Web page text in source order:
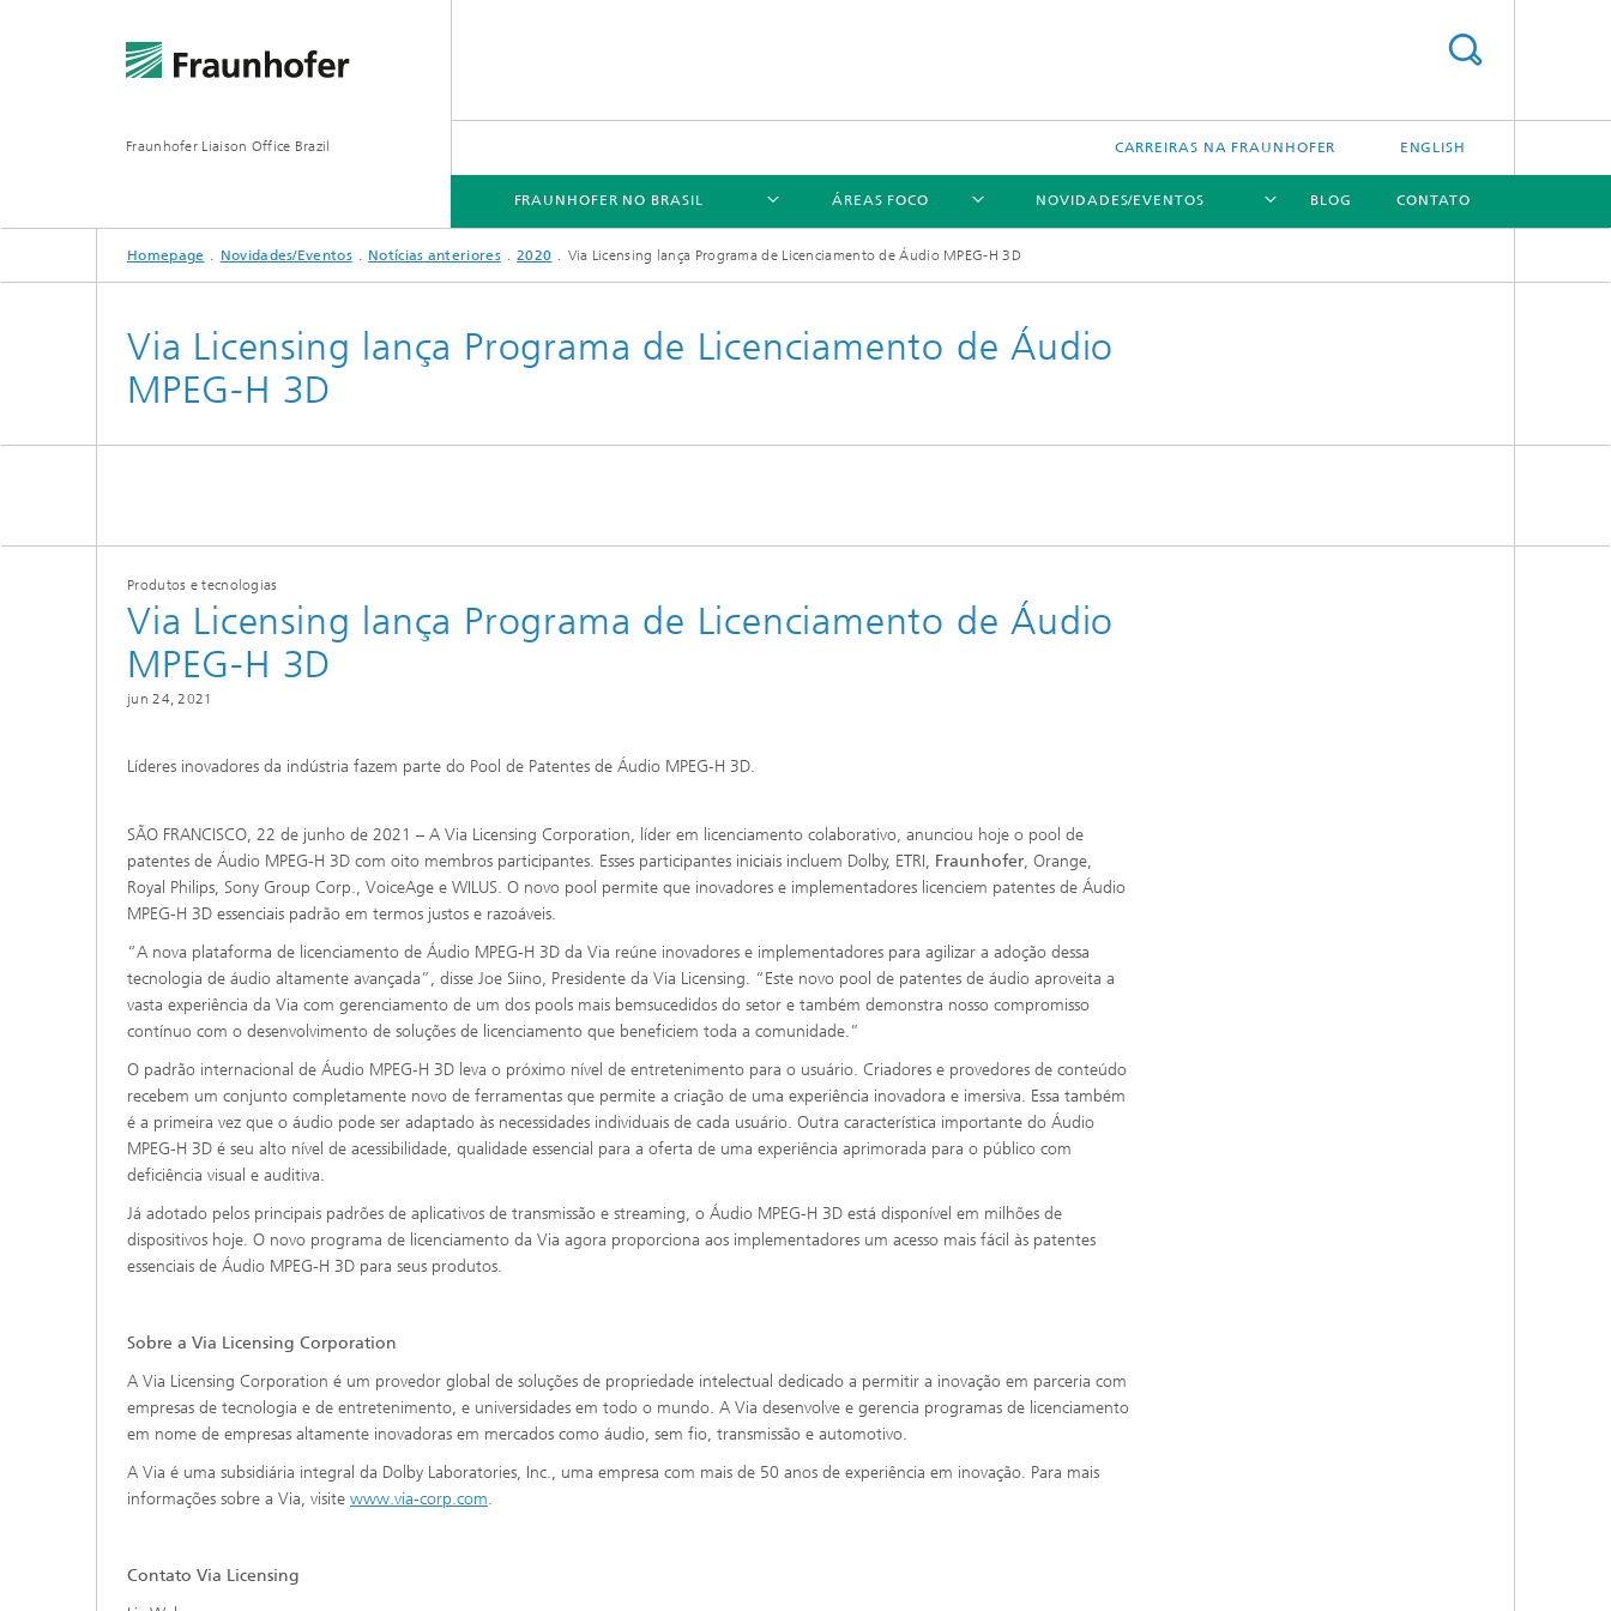
Fraunhofer Liaison Office Brazil CARREIRAS NA FRAUNHOFER ENGLISH
FRAUNHOFER NO BRASIL
FRAUNHOFER NO BRASIL
ÁREAS FOCO
ÁREAS FOCO
NOVIDADES/EVENTOS
NOVIDADES/EVENTOS
2021
2020
2019
2018
2017
BLOG CONTATO
Homepage Novidades/Eventos Notícias anteriores 2020 Via Licensing lança Programa de Licenciamento de Áudio MPEG-H 3D
Via Licensing lança Programa de Licenciamento de Áudio
MPEG-H 3D
Produtos e tecnologias
Via Licensing lança Programa de Licenciamento de Áudio
MPEG-H 3D
jun 24, 2021
Líderes inovadores da indústria fazem parte do Pool de Patentes de Áudio MPEG-H 3D.
SÃO FRANCISCO, 22 de junho de 2021 – A Via Licensing Corporation, líder em licenciamento colaborativo, anunciou hoje o pool de
patentes de Áudio MPEG-H 3D com oito membros participantes. Esses participantes iniciais incluem Dolby, ETRI, Fraunhofer, Orange,
Royal Philips, Sony Group Corp., VoiceAge e WILUS. O novo pool permite que inovadores e implementadores licenciem patentes de Áudio
MPEG-H 3D essenciais padrão em termos justos e razoáveis.
“A nova plataforma de licenciamento de Áudio MPEG-H 3D da Via reúne inovadores e implementadores para agilizar a adoção dessa
tecnologia de áudio altamente avançada”, disse Joe Siino, Presidente da Via Licensing. “Este novo pool de patentes de áudio aproveita a
vasta experiência da Via com gerenciamento de um dos pools mais bemsucedidos do setor e também demonstra nosso compromisso
contínuo com o desenvolvimento de soluções de licenciamento que beneficiem toda a comunidade.”
O padrão internacional de Áudio MPEG-H 3D leva o próximo nível de entretenimento para o usuário. Criadores e provedores de conteúdo
recebem um conjunto completamente novo de ferramentas que permite a criação de uma experiência inovadora e imersiva. Essa também
é a primeira vez que o áudio pode ser adaptado às necessidades individuais de cada usuário. Outra característica importante do Áudio
MPEG-H 3D é seu alto nível de acessibilidade, qualidade essencial para a oferta de uma experiência aprimorada para o público com
deficiência visual e auditiva.
Já adotado pelos principais padrões de aplicativos de transmissão e streaming, o Áudio MPEG-H 3D está disponível em milhões de
dispositivos hoje. O novo programa de licenciamento da Via agora proporciona aos implementadores um acesso mais fácil às patentes
essenciais de Áudio MPEG-H 3D para seus produtos.
Sobre a Via Licensing Corporation
A Via Licensing Corporation é um provedor global de soluções de propriedade intelectual dedicado a permitir a inovação em parceria com
empresas de tecnologia e de entretenimento, e universidades em todo o mundo. A Via desenvolve e gerencia programas de licenciamento
em nome de empresas altamente inovadoras em mercados como áudio, sem fio, transmissão e automotivo.
A Via é uma subsidiária integral da Dolby Laboratories, Inc., uma empresa com mais de 50 anos de experiência em inovação. Para mais
informações sobre a Via, visite www.via-corp.com.
Contato Via Licensing